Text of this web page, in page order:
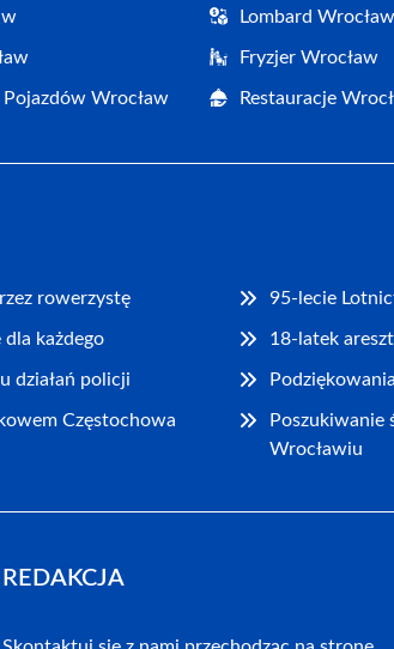
Lombard Wrocław
Fryzjer Wrocław
Wrocław Restauracje
rowerzystę 95-lecie
dla każdego 18-latek
działań policji
Częstochowa
Wrocławiu
REDAKCJA